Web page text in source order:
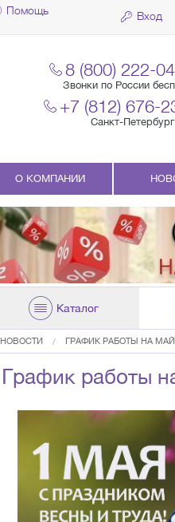
Помощь Вход
8 (800) 222-
Звонки по России
+7 (812) 676-
Санкт-Петербург
О КОМПАНИИ
Каталог
НОВОСТИ ГРАФИК РАБОТЫ НА
График работы